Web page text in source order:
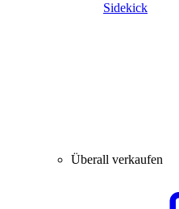
Sidekick
Überall verkaufen